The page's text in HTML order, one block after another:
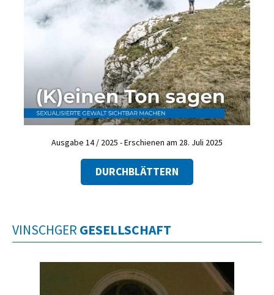
Ausgabe 14 / 2025 - Erschienen am 28. Juli 2025
DURCHBLÄTTERN
VINSCHGER GESELLSCHAFT